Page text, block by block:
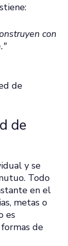
con
de
de
y se
Todo
en el
metas o
es
de